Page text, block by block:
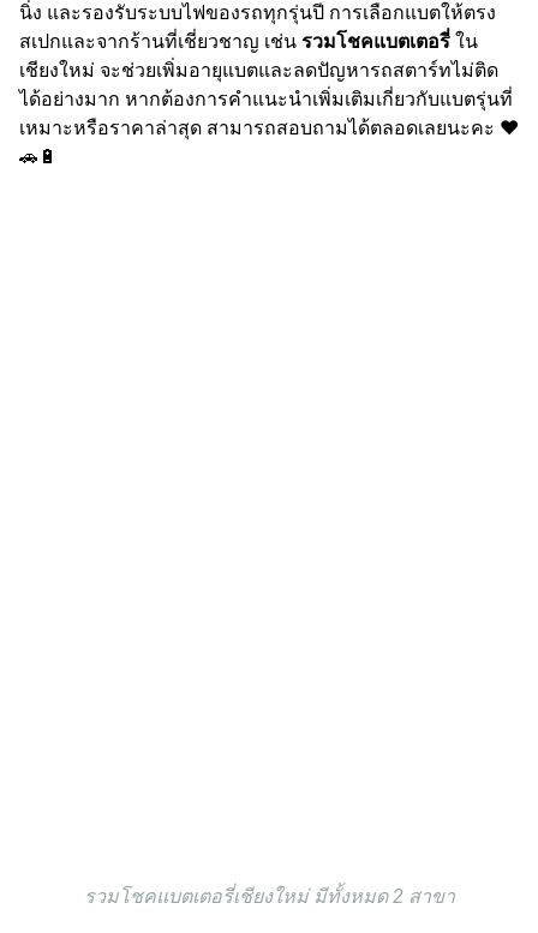
นิ่ง และรองรับระบบไฟของรถทุกรุ่นปี การเลือกแบตให้ตรง
สเปกและจากร้านที่เชี่ยวชาญ เช่น รวมโชคแบตเตอรี่ ใน
เชียงใหม่ จะช่วยเพิ่มอายุแบตและลดปัญหารถสตาร์ทไม่ติด
ได้อย่างมาก หากต้องการคำแนะนำเพิ่มเติมเกี่ยวกับแบตรุ่นที่
เหมาะหรือราคาล่าสุด สามารถสอบถามได้ตลอดเลยนะคะ ❤️
🚗🔋
รวมโชคแบตเตอรี่เชียงใหม่ มีทั้งหมด 2 สาขา